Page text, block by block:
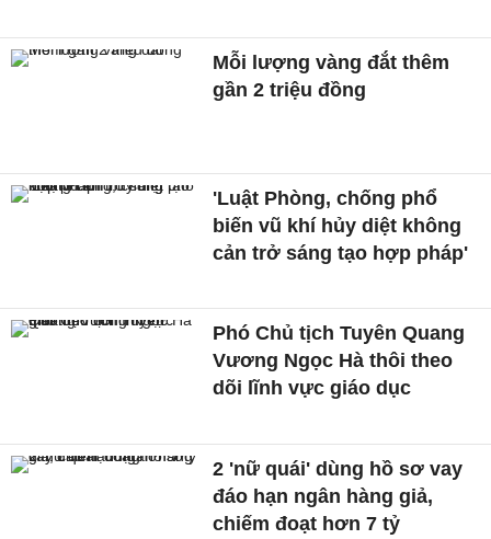
Mỗi lượng vàng đắt thêm
gần 2 triệu đồng
'Luật Phòng, chống phổ
biến vũ khí hủy diệt không
cản trở sáng tạo hợp pháp'
Phó Chủ tịch Tuyên Quang
Vương Ngọc Hà thôi theo
dõi lĩnh vực giáo dục
2 'nữ quái' dùng hồ sơ vay
đáo hạn ngân hàng giả,
chiếm đoạt hơn 7 tỷ